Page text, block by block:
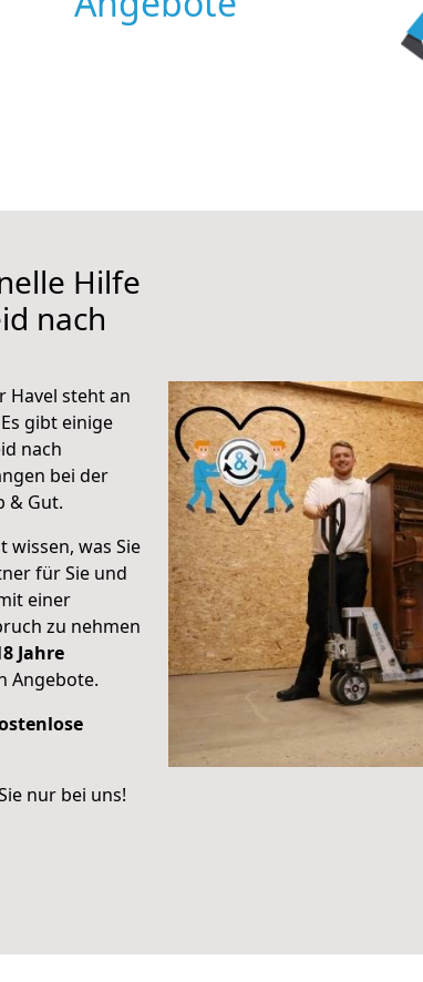
Hilfe
nach
Havel steht an
gibt einige
nach
bei der
& Gut.
wissen, was Sie
für Sie und
einer
zu nehmen
Jahre
Angebote.
nur bei uns!